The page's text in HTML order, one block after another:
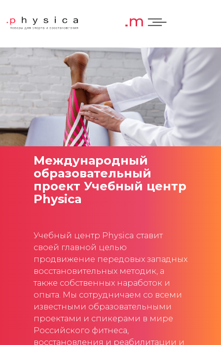
Международный
образовательный
проект Учебный центр
Physica
Учебный центр Physica ставит
своей главной целью
продвижение передовых западных
восстановительных методик, а
также собственных наработок и
опыта. Мы сотрудничаем со всеми
известными образовательными
проектами и спикерами в мире
Российского фитнеса,
восстановления и реабилитации и